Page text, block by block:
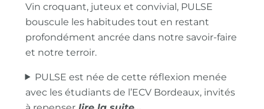
Vin croquant, juteux et convivial, PULSE
bouscule les habitudes tout en restant
profondément ancrée dans notre savoir-faire
et notre terroir.
PULSE est née de cette réflexion menée
avec les étudiants de l’ECV Bordeaux, invités